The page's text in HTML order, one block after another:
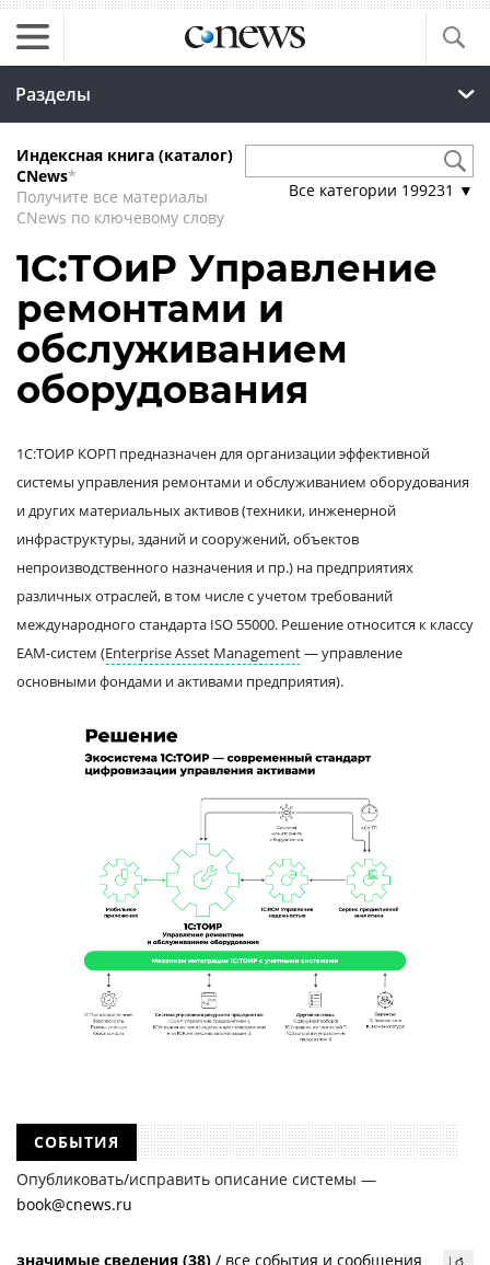
Разделы
Индексная книга (каталог)
CNews*
Получите все материалы
CNews по ключевому слову
Все категории 199231 ▼
1С:ТОиР Управление
ремонтами и
обслуживанием
оборудования
1С:ТОИР КОРП предназначен для организации эффективной
системы управления ремонтами и обслуживанием оборудования
и других материальных активов (техники, инженерной
инфраструктуры, зданий и сооружений, объектов
непроизводственного назначения и пр.) на предприятиях
различных отраслей, в том числе с учетом требований
международного стандарта ISO 55000. Решение относится к классу
EAM-систем (Enterprise Asset Management— управление
основными фондами и активами предприятия).
СОБЫТИЯ
Опубликовать/исправить описание системы —
book@cnews.ru
значимые сведения (38) / все события и сообщения